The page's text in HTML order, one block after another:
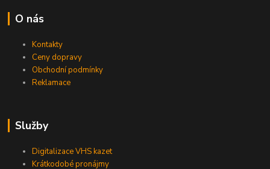
O nás
Kontakty
Ceny dopravy
Obchodní podmínky
Reklamace
Služby
Digitalizace VHS kazet
Krátkodobé pronájmy